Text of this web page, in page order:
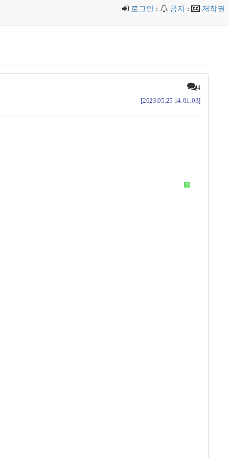
로그인 : 공지 : 저작권
4
[2023.05.25 14:01:03]
?